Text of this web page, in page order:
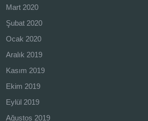
Mart 2020
Şubat 2020
Ocak 2020
Aralık 2019
Kasım 2019
Ekim 2019
Eylül 2019
Ağustos 2019